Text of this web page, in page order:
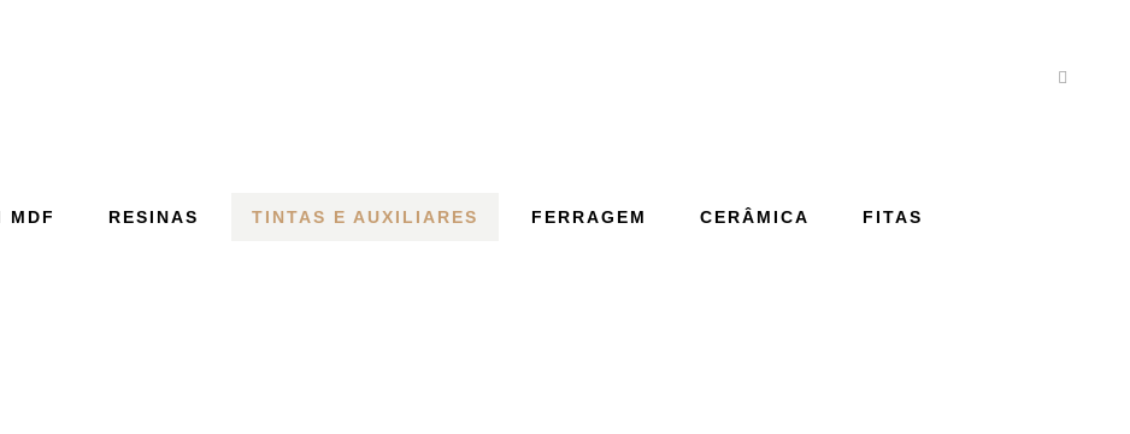
MDF RESINAS TINTAS E AUXILIARES FERRAGEM CERÂMICA FITAS
PRIMER